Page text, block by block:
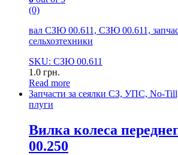
(0)
вал СЗЮ 00.611, СЗЮ 00.611,
сельхозтехники
SKU: СЗЮ 00.611
1.0 грн.
Read more
Запчасти за сеялки СЗ, УПС, No-
плуги
Вилка колеса
00.250